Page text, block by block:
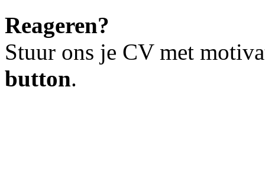
Reageren?
Stuur ons je CV met
button.